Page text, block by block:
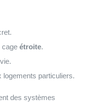
cage étroite.
logements particuliers.
des systèmes